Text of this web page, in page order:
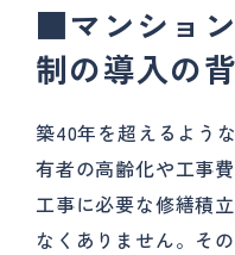
■マンショ
制の導入の
築40年を超えるよう
有者の高齢化や工事
工事に必要な修繕積
なくありません。そ